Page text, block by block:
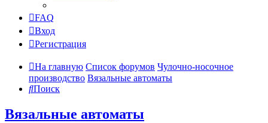
FAQ
Вход
Регистрация
На главную Список форумов Чулочно-носочное
производство Вязальные автоматы
Поиск
Вязальные автоматы